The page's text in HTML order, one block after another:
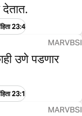
23:4
MARVBSI
उणे पडणार
23:1
MARVBSI